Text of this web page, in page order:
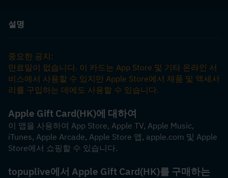
설명
중요한 공지:
만료일이 없습니다. 이 카드는 App Store 및 기타 온라인 서
비스에서 사용할 수 있지만 Apple Store에서 제품 및 액세서
리를 구입하는 데에도 사용할 수 있습니다.
Apple Gift Card(HK)에 대하여
이 앱을 사용하여 App Store, Apple TV, Apple Music,
iTunes, Apple Arcade, Apple Store 앱, apple.com 및 Apple
Store에서 쇼핑할 수 있습니다.
topuplive에서 Apple Gift Card(HK)를 구매하는